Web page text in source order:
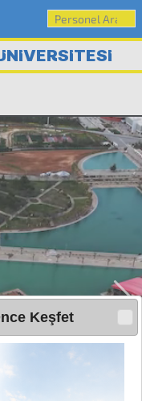
Keşfet